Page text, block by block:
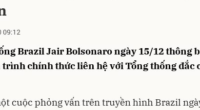
09:12
Brazil Jair Bolsonaro ngày 15/12 thông
trình chính thức liên hệ với Tổng thống đắc
cuộc phỏng vấn trên truyền hình Brazil